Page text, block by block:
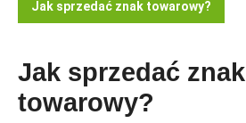
Jak sprzedać znak towarowy?
Jak sprzedać znak
towarowy?